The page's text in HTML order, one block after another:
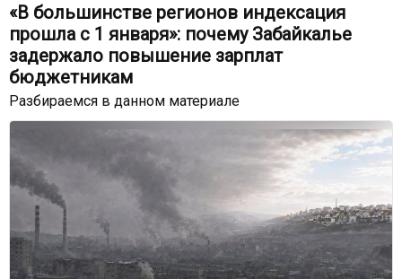
«В большинстве регионов индексация
прошла с 1 января»: почему Забайкалье
задержало повышение зарплат
бюджетникам
Разбираемся в данном материале